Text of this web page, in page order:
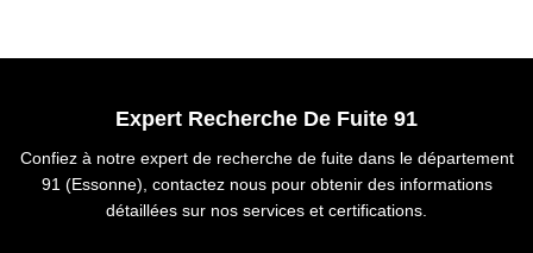
Expert Recherche De Fuite 91
Confiez à notre expert de recherche de fuite dans le département
91 (Essonne), contactez nous pour obtenir des informations
détaillées sur nos services et certifications.